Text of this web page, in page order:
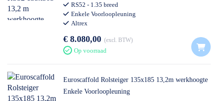
RS52 - 1.35 breed
Enkele Voorloopleuning
Altrex
€ 8.080,00 excl. BTW
Op voorraad
Euroscaffold Rolsteiger 135x185 13,2m werkhoogte
Enkele Voorloopleuning